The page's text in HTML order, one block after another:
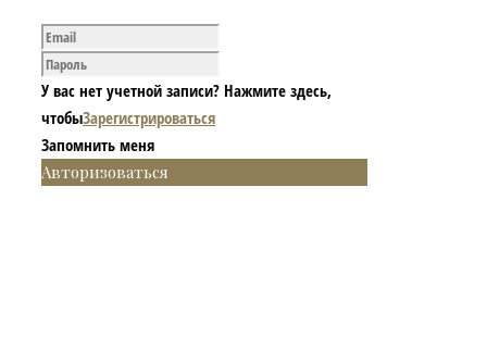
У вас нет учетной записи? Нажмите здесь,
чтобыЗарегистрироваться
Запомнить меня
Авторизоваться